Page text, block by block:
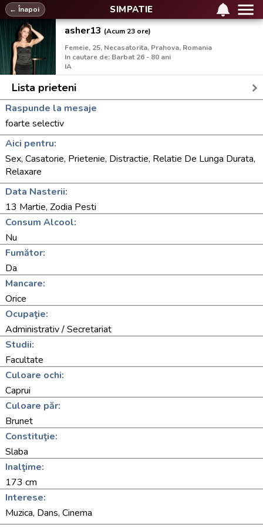
SIMPATIE
← Înapoi
asher13 (Acum 23 ore)
Femeie, 25, Necasatorita, Prahova, Romania
In cautare de: Barbat 26 - 80 ani
IA
Lista prieteni
Raspunde la mesaje
foarte selectiv
Aici pentru:
Sex, Casatorie, Prietenie, Distractie, Relatie De Lunga Durata,
Relaxare
Data Nasterii:
13 Martie, Zodia Pesti
Consum Alcool:
Nu
Fumător:
Da
Mancare:
Orice
Ocupaţie:
Administrativ / Secretariat
Studii:
Facultate
Culoare ochi:
Caprui
Culoare păr:
Brunet
Constituţie:
Slaba
Inalţime:
173 cm
Interese:
Muzica, Dans, Cinema